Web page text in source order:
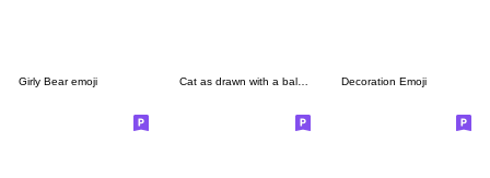
Girly Bear emoji Decoration Emoji